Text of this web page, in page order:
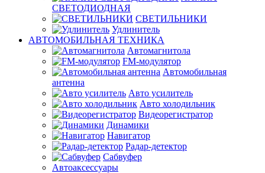
СВЕТОДИОДНАЯ
СВЕТИЛЬНИКИ
Удлинитель
АВТОМОБИЛЬНАЯ ТЕХНИКА
Автомагнитола
FM-модулятор
Автомобильная
антенна
Авто усилитель
Авто холодильник
Видеорегистратор
Динамики
Навигатор
Радар-детектор
Сабвуфер
Автоаксессуары